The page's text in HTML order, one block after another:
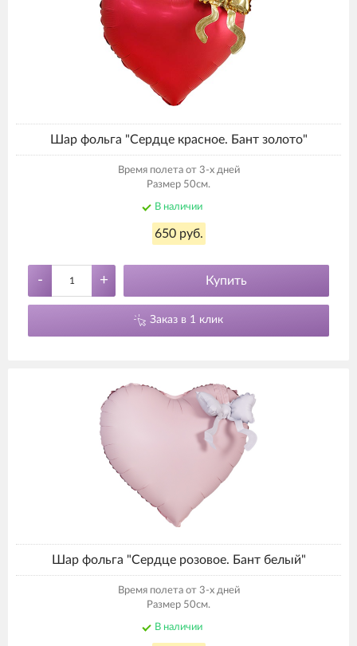
Шар фольга "Сердце красное. Бант золото"
Время полета от 3-х дней
Размер 50см.
В наличии
650 руб.
- + Купить
Заказ в 1 клик
Шар фольга "Сердце розовое. Бант белый"
Время полета от 3-х дней
Размер 50см.
В наличии